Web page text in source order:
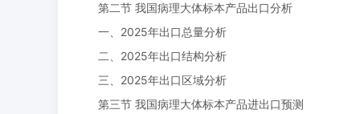
第二节 我国病理大体标本产品出口分析
一、2025年出口总量分析
二、2025年出口结构分析
三、2025年出口区域分析
第三节 我国病理大体标本产品进出口预测